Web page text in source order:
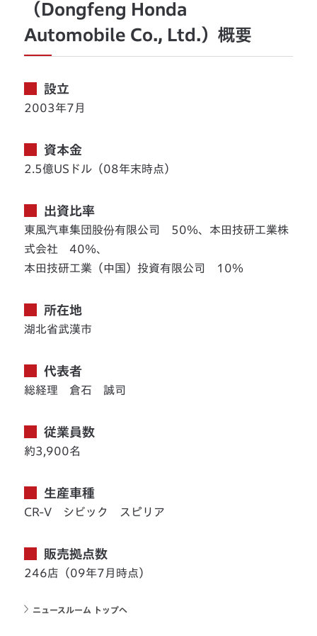
（Dongfeng Honda
Automobile Co., Ltd.）概要
設立
2003年7月
資本金
2.5億USドル（08年末時点）
出資比率
東風汽車集団股份有限公司 50％、本田技研工業株
式会社 40％、
本田技研工業（中国）投資有限公司 10％
所在地
湖北省武漢市
代表者
総経理 倉石 誠司
従業員数
約3,900名
生産車種
CR-V シビック スピリア
販売拠点数
246店（09年7月時点）
ニュースルーム トップへ